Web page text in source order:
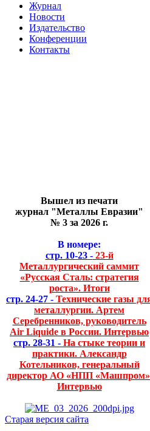
Журнал
Новости
Издательство
Конференции
Контакты
Вышел из печати
журнал "Металлы Евразии"
№ 3 за 2026 г.
В номере:
стр. 10-23 -23-й
Металлургический саммит
«Русская Сталь: стратегия
роста». Итоги
стр. 24-27 - Технические газы
металлургии. Артем
Серебренников, руководитель
Air Liquide в России. Интервью
стр. 28-31 - На стыке теории и
практики. Александр
Котельников, генеральный
директор АО «НПП
Интервью
Старая версия сайта